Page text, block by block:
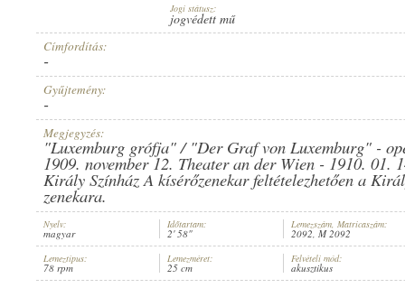
ELŐADÓ: HARMATH ILONA
LEMEZSZÁM:
Jogi státusz:
jogvédett mű
Címfordítás:
-
Gyűjtemény:
-
Megjegyzés:
"Luxemburg grófja" / "Der Graf von Luxemburg" -
1909. november 12. Theater an der Wien - 1910. 01.
Király Színház A kísérőzenekar feltételezhetően a
zenekara.
Nyelv:
magyar
Időtartam:
2' 58"
Lemezszám, Matricaszám:
2092, M 2092
Lemeztípus:
78 rpm
Lemezméret:
25 cm
Felvételi mód:
akusztikus